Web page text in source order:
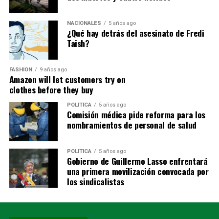
académicos.
Indicó que este vínculo permite retroalimentar los
procesos de formación universitaria, actualizar los
planes curriculares y fortalecer el desarrollo de
que los graduados adquieren en el ejercicio de sus
actividades laborales.
Como parte del encuentro, la universidad entregará
reconocimientos a los graduados destacados que
participaron en una convocatoria realizada meses atrás.
Asimismo, los asistentes podrán recorrer nuevamente el
campus universitario, conocer los laboratorios, espacios
académicos y tecnológicos, además de informarse sobre
los beneficios que ofrece la red UTPL Alumni, entre ellos
programas de educación continua, maestrías,
doctorados, becas, descuentos y diversas oportunidades
NACIONALES 5 años ago
¿Qué hay detrás del asesinato de Fredi
Taish?
FASHION 9 años ago
Amazon will let customers try on
clothes before they buy
POLITICA 5 años ago
Comisión médica pide reforma para los
nombramientos de personal de salud
POLITICA 5 años ago
Gobierno de Guillermo Lasso enfrentará
una primera movilización convocada por
los sindicalistas